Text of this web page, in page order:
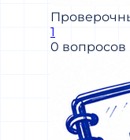
1
0 вопросов